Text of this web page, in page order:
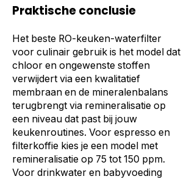
Praktische conclusie
Het beste RO-keuken-waterfilter
voor culinair gebruik is het model dat
chloor en ongewenste stoffen
verwijdert via een kwalitatief
membraan en de mineralenbalans
terugbrengt via remineralisatie op
een niveau dat past bij jouw
keukenroutines. Voor espresso en
filterkoffie kies je een model met
remineralisatie op 75 tot 150 ppm.
Voor drinkwater en babyvoeding